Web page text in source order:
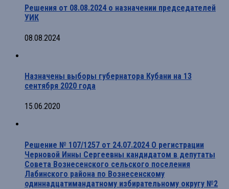
Решения от 08.08.2024 о назначении председателей
УИК
08.08.2024
Назначены выборы губернатора Кубани на 13
сентября 2020 года
15.06.2020
Решение № 107/1257 от 24.07.2024 О регистрации
Черновой Инны Сергеевны кандидатом в депутаты
Совета Вознесенского сельского поселения
Лабинского района по Вознесенскому
одиннадцатимандатному избирательному округу №2